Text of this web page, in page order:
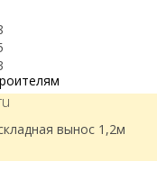
вынос 1,2м